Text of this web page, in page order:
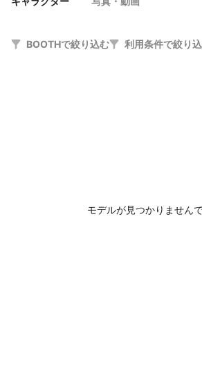
BOOTHで絞り込む 利用条件で絞り
モデルが見つかりません